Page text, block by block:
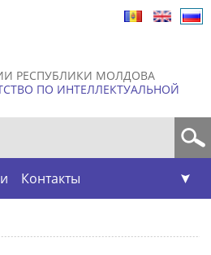
РЕСПУБЛИКИ МОЛДОВА
ПО ИНТЕЛЛЕКТУАЛЬНОЙ
Контакты